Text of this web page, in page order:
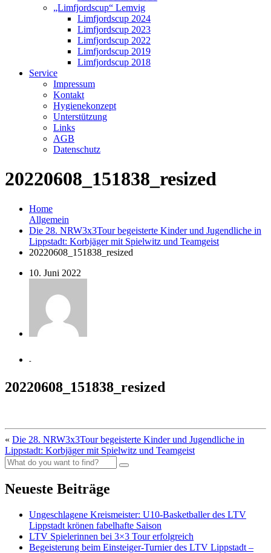
„Limfjordscup“ Lemvig
Limfjordscup 2024
Limfjordscup 2023
Limfjordscup 2022
Limfjordscup 2019
Limfjordscup 2018
Service
Impressum
Kontakt
Hygienekonzept
Unterstützung
Links
AGB
Datenschutz
20220608_151838_resized
Home
Allgemein
Die 28. NRW3x3Tour begeisterte Kinder und Jugendliche in
Lippstadt: Korbjäger mit Spielwitz und Teamgeist
20220608_151838_resized
10. Juni 2022
-
20220608_151838_resized
« Die 28. NRW3x3Tour begeisterte Kinder und Jugendliche in
Lippstadt: Korbjäger mit Spielwitz und Teamgeist
Neueste Beiträge
Ungeschlagene Kreismeister: U10-Basketballer des LTV
Lippstadt krönen fabelhafte Saison
LTV Spielerinnen bei 3×3 Tour erfolgreich
Begeisterung beim Einsteiger-Turnier des LTV Lippstadt –